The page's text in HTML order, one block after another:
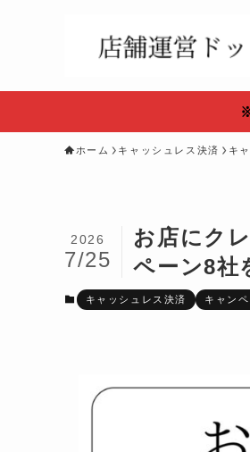
ホーム キャッシュレス決済 キ
お店にク
ペーン8社
2026
7/25
キャッシュレス決済 キャン